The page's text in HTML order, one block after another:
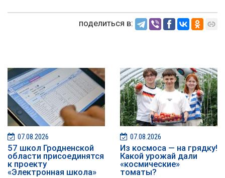
поделиться в:
07.08.2026
57 школ Гродненской
области присоединятся
к проекту
«Электронная школа»
07.08.2026
Из космоса — на грядку!
Какой урожай дали
«космические»
томаты?